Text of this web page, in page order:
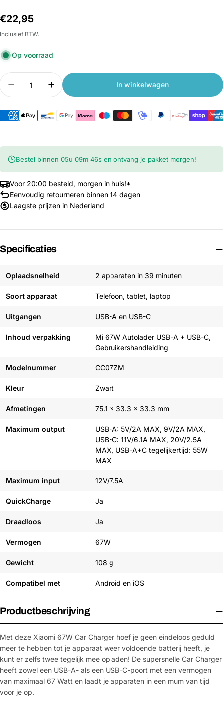
Normale
prijs
€22,95
Inclusief BTW.
Op voorraad
Aantal
Aantal verlagen voor Xiaomi 67W Autolader
Aantal verhogen voor Xiaomi 67W
In winkelwagen
Bestel binnen 05u 09m 45s en ontvang je pakket morgen!
Voor 20:00 besteld, morgen in huis!*
Eenvoudig retourneren binnen 14 dagen
Laagste prijzen in Nederland
Specificaties
Oplaadsnelheid 2 apparaten in 39 minuten
Soort apparaat Telefoon, tablet, laptop
Uitgangen USB-A en USB-C
Inhoud verpakking
Mi 67W Autolader USB-A + USB-C,
Gebruikershandleiding
Modelnummer CC07ZM
Kleur Zwart
Afmetingen 75.1 x 33.3 x 33.3 mm
Maximum output
USB-A: 5V/2A MAX, 9V/2A MAX,
USB-C: 11V/6.1A MAX, 20V/2.5A
MAX, USB-A+C tegelijkertijd: 55W
MAX
Maximum input 12V/7.5A
QuickCharge Ja
Draadloos Ja
Vermogen 67W
Gewicht 108 g
Compatibel met Android en iOS
Productbeschrijving
Met deze Xiaomi 67W Car Charger hoef je geen eindeloos geduld
meer te hebben tot je apparaat weer voldoende batterij heeft, je
kunt er zelfs twee tegelijk mee opladen! De supersnelle Car Charger
heeft zowel een USB-A- als een USB-C-poort met een vermogen
van maximaal 67 Watt en laadt je apparaten in een mum van tijd
voor je op.